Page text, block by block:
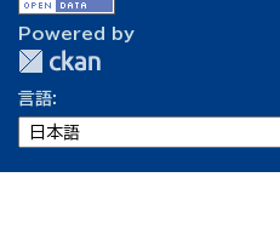
Powered by
言語